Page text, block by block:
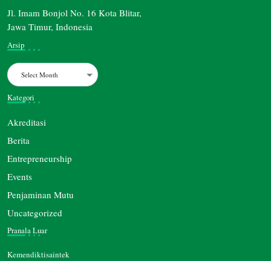
Jl. Imam Bonjol No. 16 Kota Blitar,
Jawa Timur, Indonesia
Arsip
Archives
Kategori
Akreditasi
Berita
Entrepreneurship
Events
Penjaminan Mutu
Uncategorized
Pranala Luar
Kemendiktisaintek